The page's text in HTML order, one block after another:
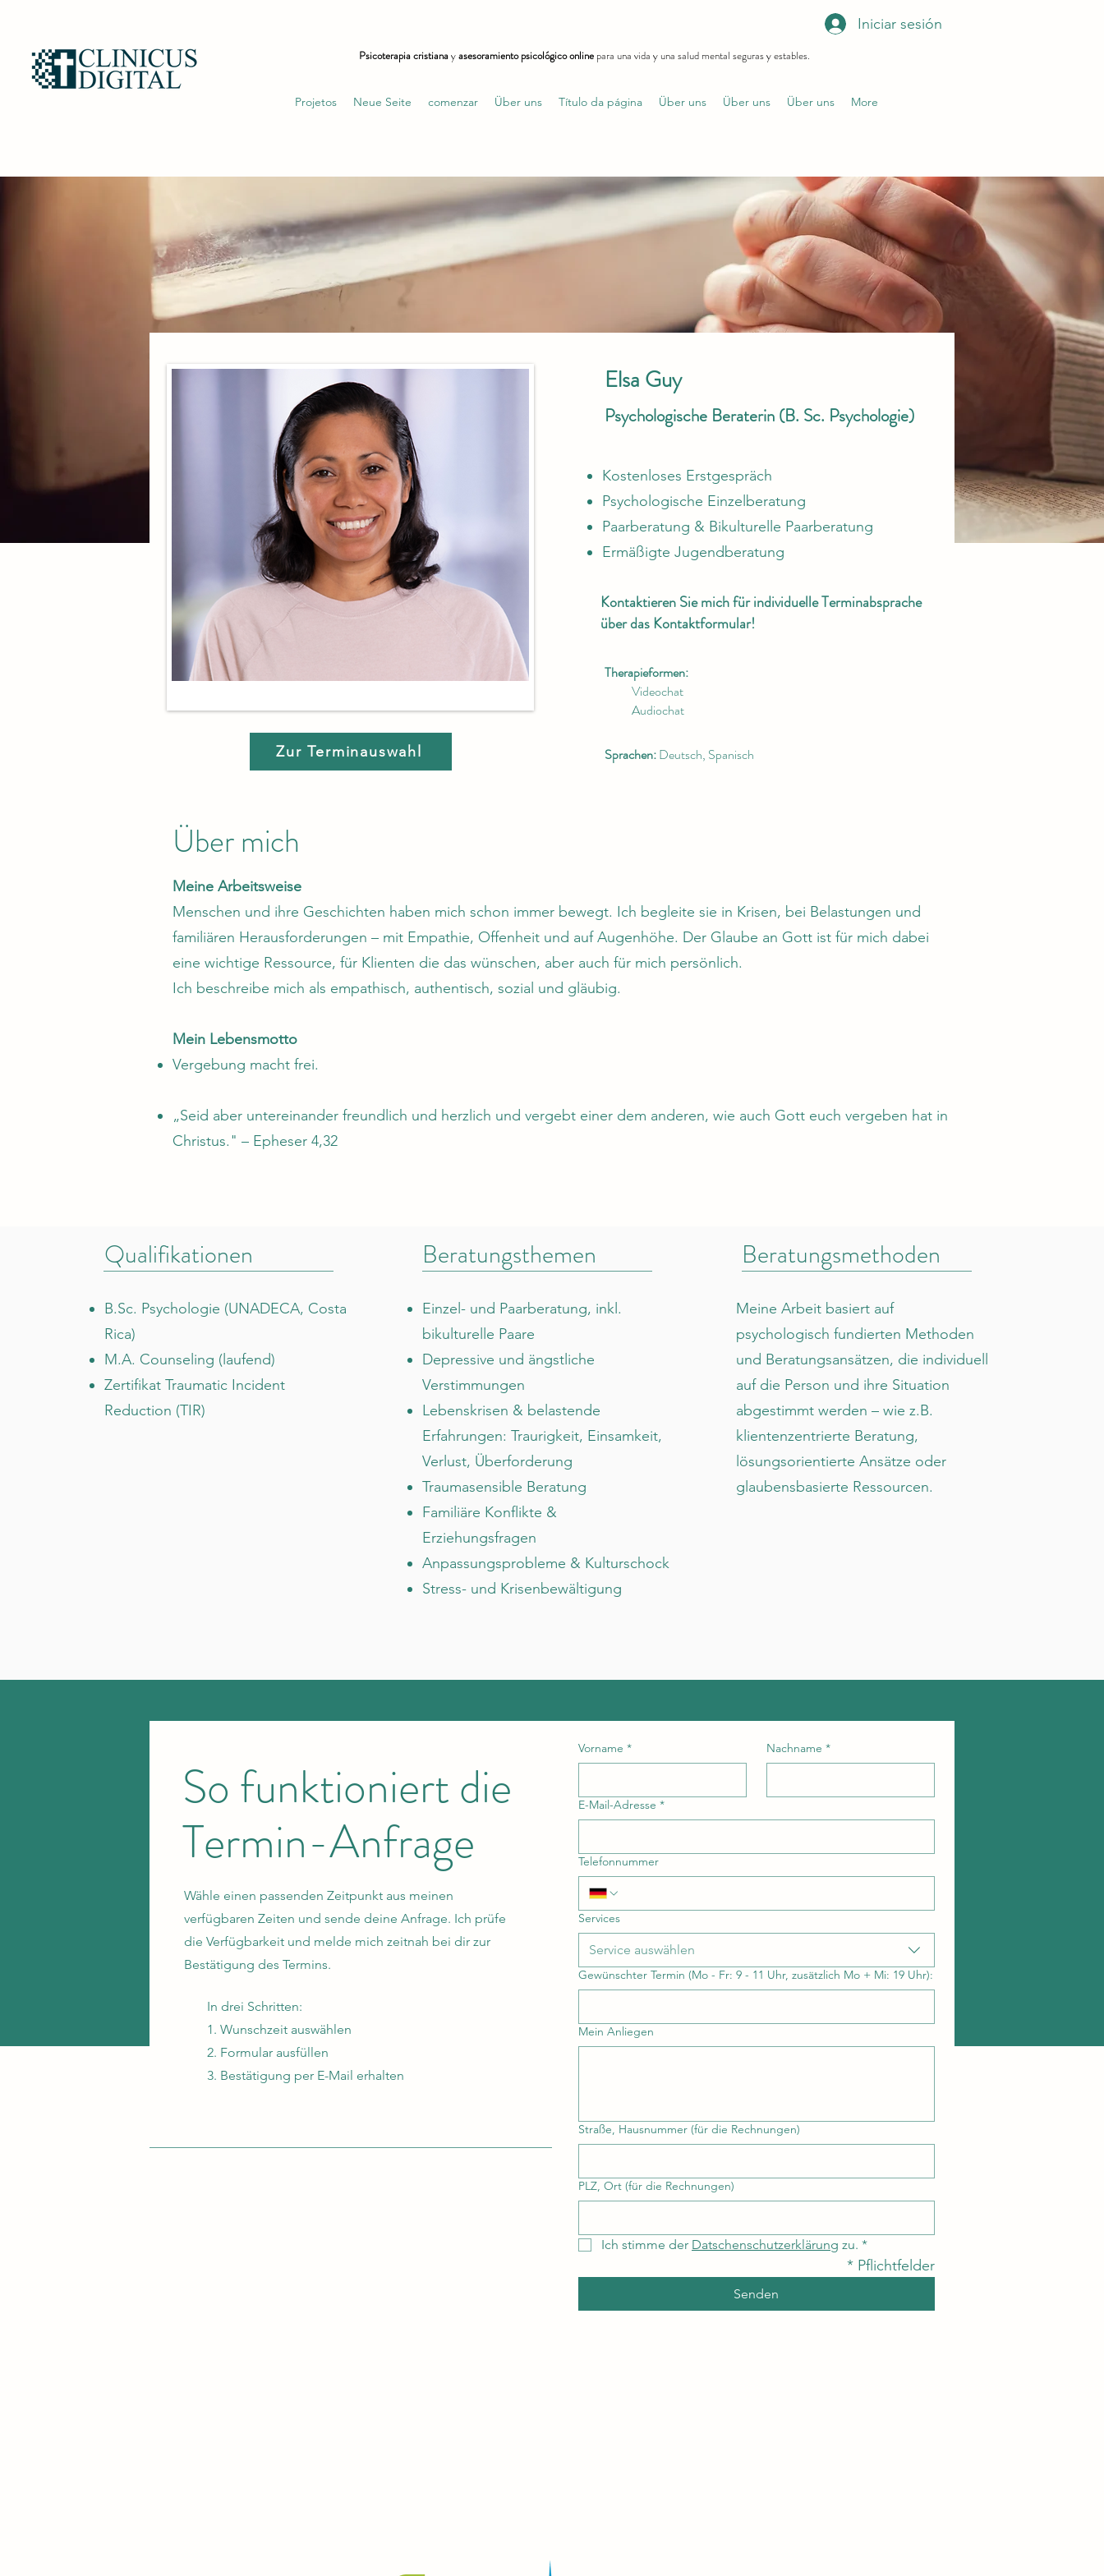
Psicoterapia cristianayasesoramiento psicológico online para una vida y una salud mental seguras y estables.
Projetos Neue Seite comenzar Über uns Título da página Über uns Über uns Über uns More
Iniciar sesión
Zur Terminauswahl
Elsa Guy
Psychologische Beraterin (B. Sc. Psychologie)
Kostenloses Erstgespräch
Psychologische Einzelberatung
Paarberatung & Bikulturelle Paarberatung
Ermäßigte Jugendberatung
KontaktierenSiemich für individuelle Terminabsprache
überdas Kontaktformular!
Therapieformen:
Videochat
Audiochat
Sprachen:Deutsch, Spanisch
Über mich
Meine Arbeitsweise
Menschen und ihre Geschichten haben mich schon immer bewegt. Ich begleite sie in Krisen, bei Belastungen und
familiären Herausforderungen – mit Empathie, Offenheit und auf Augenhöhe. Der Glaube an Gott ist für mich dabei
eine wichtige Ressource, für Klienten die das wünschen, aber auch für mich persönlich.
Ich beschreibe mich als empathisch, authentisch, sozial und gläubig.
Mein Lebensmotto
Vergebung macht frei.
„Seid aber untereinander freundlich und herzlich und vergebt einer dem anderen, wie auch Gott euch vergeben hat in
Christus." – Epheser 4,32
Qualifikationen
B.Sc. Psychologie (UNADECA, Costa
Rica)
M.A. Counseling (laufend)
Zertifikat Traumatic Incident
Reduction (TIR)
Beratungsthemen
Einzel- und Paarberatung, inkl.
bikulturelle Paare
Depressive und ängstliche
Verstimmungen
Lebenskrisen & belastende
Erfahrungen: Traurigkeit, Einsamkeit,
Verlust, Überforderung
Traumasensible Beratung
Familiäre Konflikte &
Erziehungsfragen
Anpassungsprobleme & Kulturschock
Stress- und Krisenbewältigung
Beratungsmethoden
Meine Arbeit basiert auf
psychologisch fundierten Methoden
und Beratungsansätzen, die individuell
auf die Person und ihre Situation
abgestimmt werden – wie z.B.
klientenzentrierte Beratung,
lösungsorientierte Ansätze oder
glaubensbasierte Ressourcen.
So funktioniert die
Termin-Anfrage
Wähle einen passenden Zeitpunkt aus meinen
verfügbaren Zeiten und sende deine Anfrage. Ich prüfe
die Verfügbarkeit und melde mich zeitnah bei dir zur
Bestätigung des Termins.
In drei Schritten:
1. Wunschzeit auswählen
2. Formular ausfüllen
3. Bestätigung per E-Mail erhalten
Vorname * Nachname *
E-Mail-Adresse *
Telefonnummer
Services
Service auswählen
Gewünschter Termin (Mo - Fr: 9 - 11 Uhr, zusätzlich Mo + Mi: 19 Uhr):
Mein Anliegen
Straße, Hausnummer (für die Rechnungen)
PLZ, Ort (für die Rechnungen)
Ich stimme der Datschenschutzerklärung zu. *
* Pflichtfelder
Senden